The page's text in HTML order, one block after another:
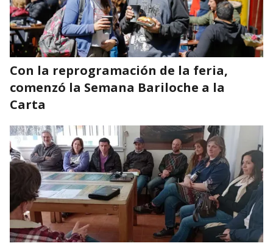
Con la reprogramación de la feria,
comenzó la Semana Bariloche a la
Carta